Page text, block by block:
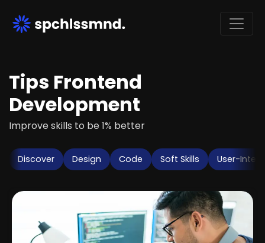
Tips Frontend
Development
Improve skills to be 1% better
Discover Design Code Soft Skills User-